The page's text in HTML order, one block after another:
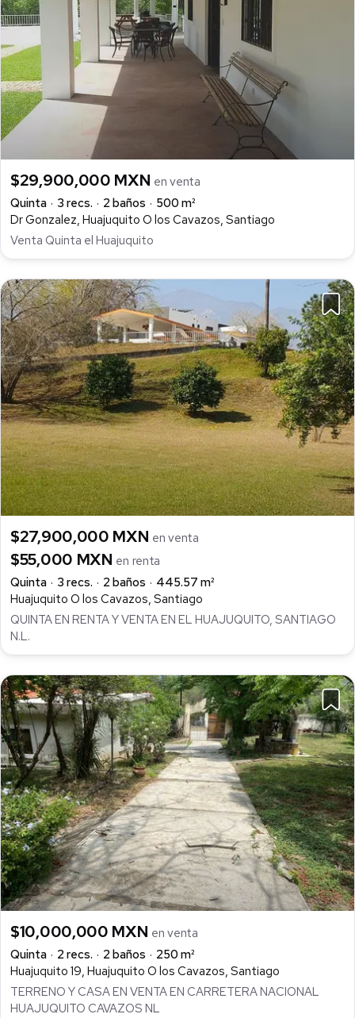
$29,900,000 MXN en venta
Quinta
3 recs. 2 baños
500 m²
Dr Gonzalez, Huajuquito O los Cavazos, Santiago
Venta Quinta el Huajuquito
$27,900,000 MXN en venta
$55,000 MXN en renta
Quinta
3 recs. 2 baños
445.57 m²
Huajuquito O los Cavazos, Santiago
QUINTA EN RENTA Y VENTA EN EL HUAJUQUITO, SANTIAGO
N.L.
$10,000,000 MXN en venta
Quinta
2 recs. 2 baños
250 m²
Huajuquito 19, Huajuquito O los Cavazos, Santiago
TERRENO Y CASA EN VENTA EN CARRETERA NACIONAL
HUAJUQUITO CAVAZOS NL